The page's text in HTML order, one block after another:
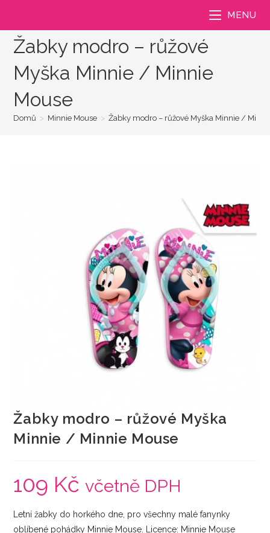
obsahu
MENU
Žabky modro – růžové
Myška Minnie / Minnie
Mouse
Domů > Minnie Mouse > Žabky modro – růžové Myška Minnie /
Žabky modro – růžové Myška
Minnie / Minnie Mouse
109 Kč včetně DPH
Letní žabky do horkého dne, pro všechny malé fanynky
oblíbené pohádky Minnie Mouse. Licence: Minnie Mouse